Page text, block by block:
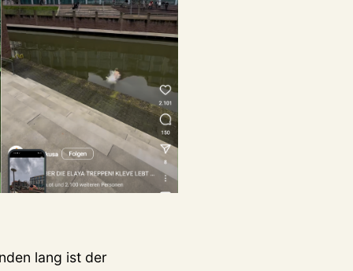
lang ist der